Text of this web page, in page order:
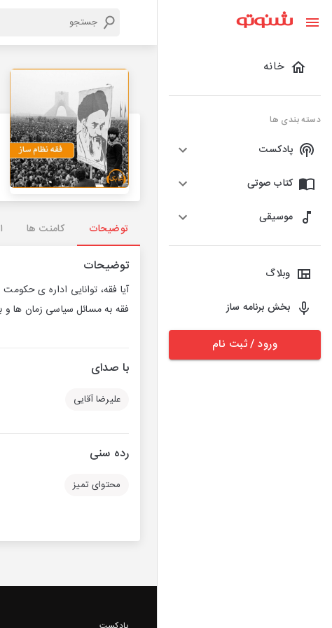
خانه
دسته بندی ها
پادکست
کتاب صوتی
موسیقی
وبلاگ
بخش برنامه ساز
ورود / ثبت نام
توضیحات کامنت ها
توضیحات
آیا فقه، توانایی اداره ی
فقه به مسائل سیاسی زمان ها و
با صدای
علیرضا آقایی
رده سنی
محتوای تمیز